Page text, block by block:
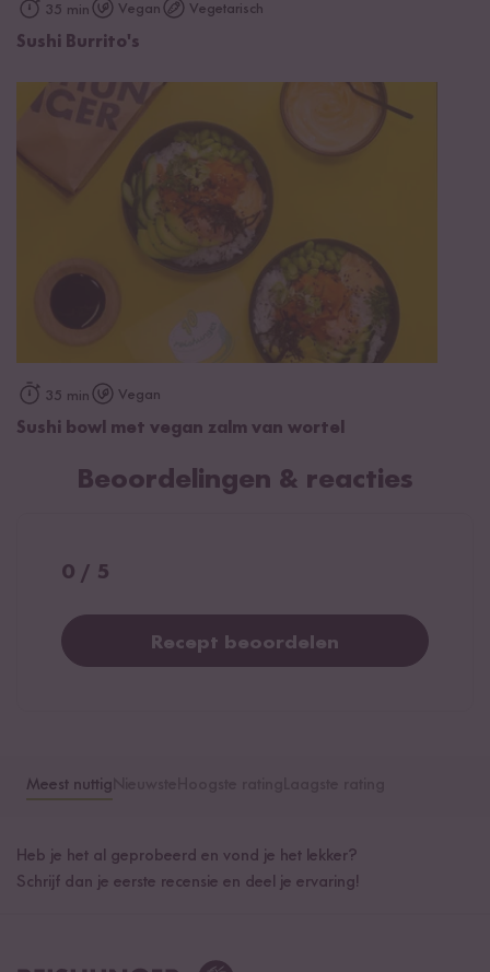
35 min Vegan Vegetarisch
Sushi Burrito's
35 min Vegan
Sushi bowl met vegan zalm van wortel
Beoordelingen & reacties
0 / 5
Recept beoordelen
Meest nuttig
Heb je het al geprobeerd en vond je het lekker?
Schrijf dan je eerste recensie en deel je ervaring!